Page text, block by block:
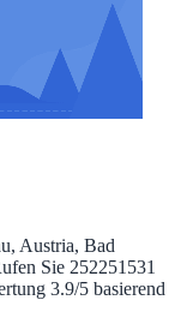
Austria, Bad
Sie 252251531
3.9/5 basierend